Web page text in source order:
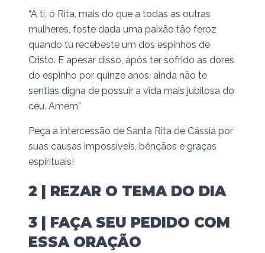
“A ti, ó Rita, mais do que a todas as outras
mulheres, foste dada uma paixão tão feroz
quando tu recebeste um dos espinhos de
Cristo. E apesar disso, após ter sofrido as dores
do espinho por quinze anos, ainda não te
sentias digna de possuir a vida mais jubilosa do
céu. Amém”
Peça a intercessão de Santa Rita de Cássia por
suas causas impossíveis, bênçãos e graças
espirituais!
2 | REZAR O TEMA DO DIA
3 | FAÇA SEU PEDIDO COM
ESSA ORAÇÃO